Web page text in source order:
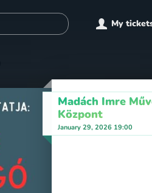
My
Madách Imre
Központ
January 29, 2026 19:00